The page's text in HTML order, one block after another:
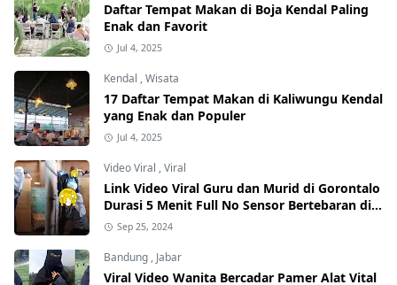
Daftar Tempat Makan di Boja Kendal Paling
Enak dan Favorit
Jul 4, 2025
Kendal ,Wisata
17 Daftar Tempat Makan di Kaliwungu Kendal
yang Enak dan Populer
Jul 4, 2025
Video Viral ,Viral
Link Video Viral Guru dan Murid di Gorontalo
Durasi 5 Menit Full No Sensor Bertebaran di
Internet, Hati-Hati Phising!
Sep 25, 2024
Bandung , Jabar
Viral Video Wanita Bercadar Pamer Alat Vital